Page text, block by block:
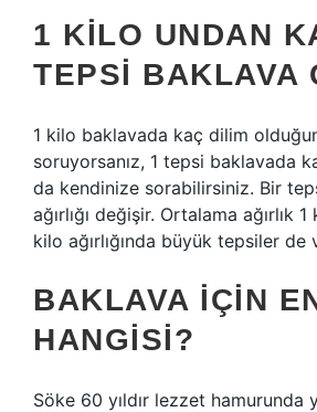
1 KILO UNDAN
TEPSI BAKLAVA
1 kilo baklavada kaç dilim
soruyorsanız, 1 tepsi baklavada
da kendinize sorabilirsiniz. Bir
ağırlığı değişir. Ortalama ağırlık
kilo ağırlığında büyük tepsiler de
BAKLAVA IÇIN
HANGISI?
Söke 60 yıldır lezzet hamurunda